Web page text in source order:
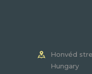
Honvéd
Hungary